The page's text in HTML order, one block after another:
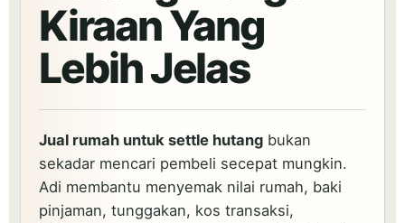
Kiraan Yang
Lebih Jelas
Jual rumah untuk settle hutang bukan
sekadar mencari pembeli secepat mungkin.
Adi membantu menyemak nilai rumah, baki
pinjaman, tunggakan, kos transaksi,